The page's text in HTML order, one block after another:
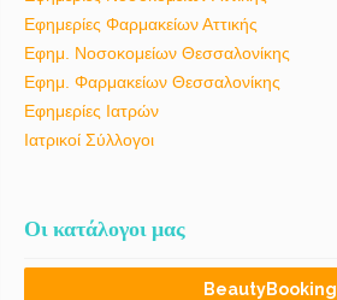
Εφημερίες Φαρμακείων Αττικής
Εφημ. Νοσοκομείων Θεσσαλονίκης
Εφημ. Φαρμακείων Θεσσαλονίκης
Εφημερίες Ιατρών
Ιατρικοί Σύλλογοι
Οι κατάλογοι μας
BeautyBooking